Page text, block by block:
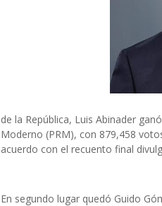
de la República, Luis Abinader
Moderno (PRM), con 879,458
acuerdo con el recuento final
En segundo lugar quedó Guido